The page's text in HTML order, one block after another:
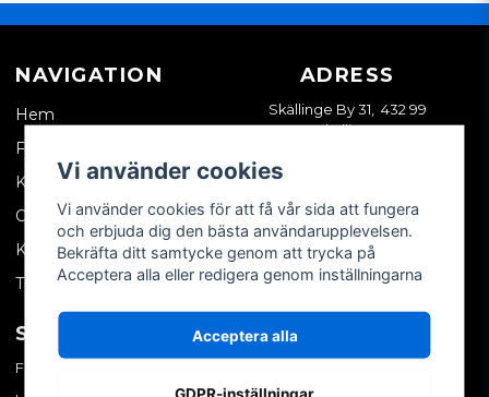
NAVIGATION
Hem
Företagskund
Kontakta oss
Om oss
Köpvillkor
Tips & trix
ADRESS
Skällinge By 31, 432 99
Skällinge
SOCIALA MEDIER
Facebook
MITT KONTO
Vi använder cookies
Vi använder cookies för att få vår sida att fungera
och erbjuda dig den bästa användarupplevelsen.
Bekräfta ditt samtycke genom att trycka på
Acceptera alla eller redigera genom inställningarna
Acceptera alla